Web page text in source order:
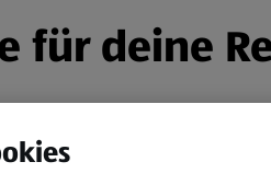
für deine